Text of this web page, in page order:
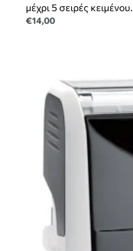
μέχρι 5 σειρές κειμένου.
€14,00